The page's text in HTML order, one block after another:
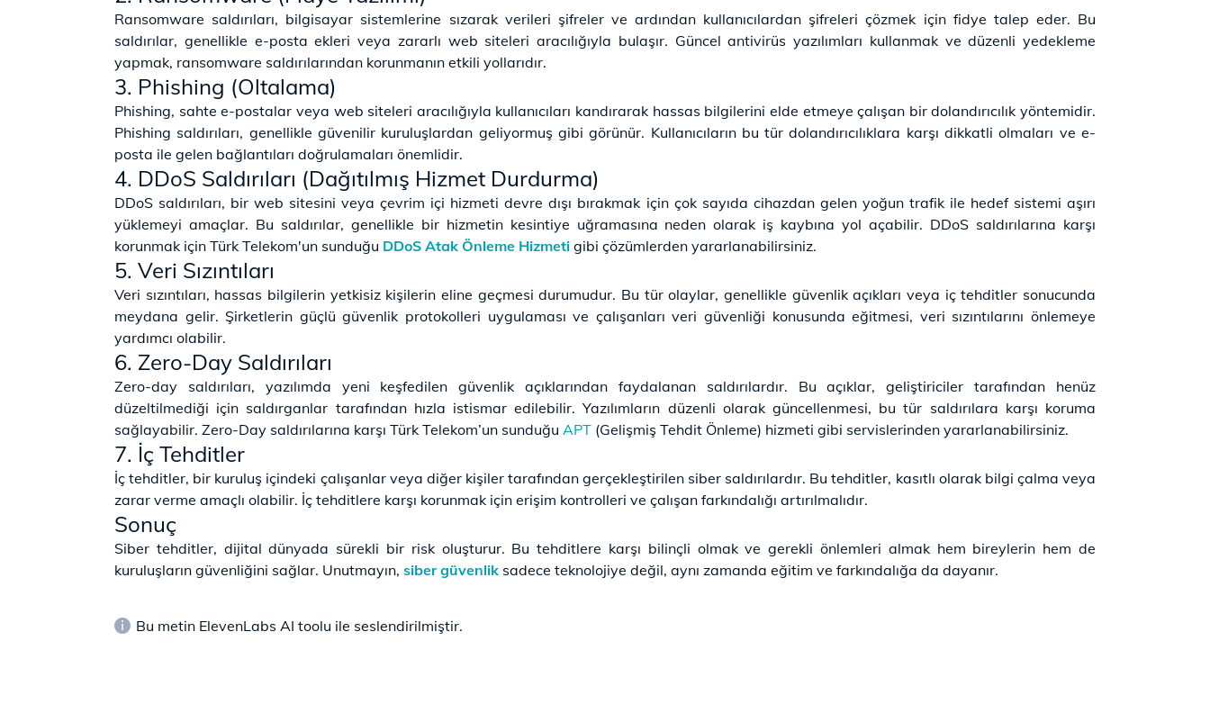
Ransomware saldırıları, bilgisayar sistemlerine sızarak verileri şifreler ve ardından kullanıcılardan şifreleri çözmek için fidye talep eder. Bu
saldırılar, genellikle e-posta ekleri veya zararlı web siteleri aracılığıyla bulaşır. Güncel antivirüs yazılımları kullanmak ve düzenli yedekleme
yapmak, ransomware saldırılarından korunmanın etkili yollarıdır.
3. Phishing (Oltalama)
Phishing, sahte e-postalar veya web siteleri aracılığıyla kullanıcıları kandırarak hassas bilgilerini elde etmeye çalışan bir dolandırıcılık yöntemidir.
Phishing saldırıları, genellikle güvenilir kuruluşlardan geliyormuş gibi görünür. Kullanıcıların bu tür dolandırıcılıklara karşı dikkatli olmaları ve e-
posta ile gelen bağlantıları doğrulamaları önemlidir.
4. DDoS Saldırıları (Dağıtılmış Hizmet Durdurma)
DDoS saldırıları, bir web sitesini veya çevrim içi hizmeti devre dışı bırakmak için çok sayıda cihazdan gelen yoğun trafik ile hedef sistemi aşırı
yüklemeyi amaçlar. Bu saldırılar, genellikle bir hizmetin kesintiye uğramasına neden olarak iş kaybına yol açabilir. DDoS saldırılarına karşı
korunmak için Türk Telekom'un sunduğu DDoS Atak Önleme Hizmeti gibi çözümlerden yararlanabilirsiniz.
5. Veri Sızıntıları
Veri sızıntıları, hassas bilgilerin yetkisiz kişilerin eline geçmesi durumudur. Bu tür olaylar, genellikle güvenlik açıkları veya iç tehditler sonucunda
meydana gelir. Şirketlerin güçlü güvenlik protokolleri uygulaması ve çalışanları veri güvenliği konusunda eğitmesi, veri sızıntılarını önlemeye
yardımcı olabilir.
6. Zero-Day Saldırıları
Zero-day saldırıları, yazılımda yeni keşfedilen güvenlik açıklarından faydalanan saldırılardır. Bu açıklar, geliştiriciler tarafından henüz
düzeltilmediği için saldırganlar tarafından hızla istismar edilebilir. Yazılımların düzenli olarak güncellenmesi, bu tür saldırılara karşı koruma
sağlayabilir. Zero-Day saldırılarına karşı Türk Telekom’un sunduğu APT (Gelişmiş Tehdit Önleme) hizmeti gibi servislerinden yararlanabilirsiniz.
7. İç Tehditler
İç tehditler, bir kuruluş içindeki çalışanlar veya diğer kişiler tarafından gerçekleştirilen siber saldırılardır. Bu tehditler, kasıtlı olarak bilgi çalma veya
zarar verme amaçlı olabilir. İç tehditlere karşı korunmak için erişim kontrolleri ve çalışan farkındalığı artırılmalıdır.
Sonuç
Siber tehditler, dijital dünyada sürekli bir risk oluşturur. Bu tehditlere karşı bilinçli olmak ve gerekli önlemleri almak hem bireylerin hem de
kuruluşların güvenliğini sağlar. Unutmayın, siber güvenlik sadece teknolojiye değil, aynı zamanda eğitim ve farkındalığa da dayanır.
Bu metin ElevenLabs AI toolu ile seslendirilmiştir.